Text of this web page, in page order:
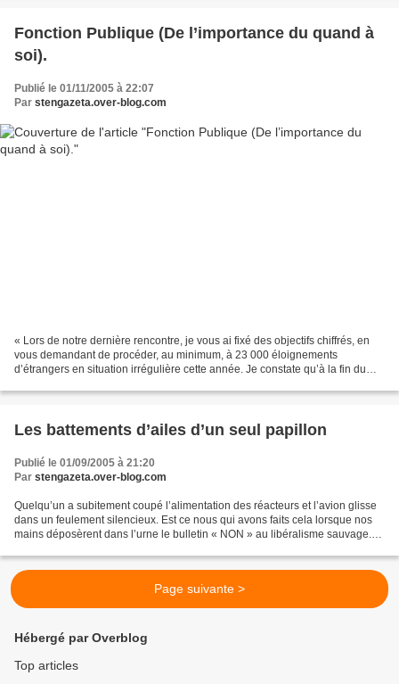
Fonction Publique (De l’importance du quand à
soi).
Publié le 01/11/2005 à 22:07
Par stengazeta.over-blog.com
« Lors de notre dernière rencontre, je vous ai fixé des objectifs chiffrés, en
vous demandant de procéder, au minimum, à 23 000 éloignements
d’étrangers en situation irrégulière cette année. Je constate qu’à la fin du
Les battements d’ailes d’un seul papillon
Publié le 01/09/2005 à 21:20
Par stengazeta.over-blog.com
Quelqu’un a subitement coupé l’alimentation des réacteurs et l’avion glisse
dans un feulement silencieux. Est ce nous qui avons faits cela lorsque nos
mains déposèrent dans l’urne le bulletin « NON » au libéralisme sauvage.
Page suivante >
Hébergé par Overblog
Top articles